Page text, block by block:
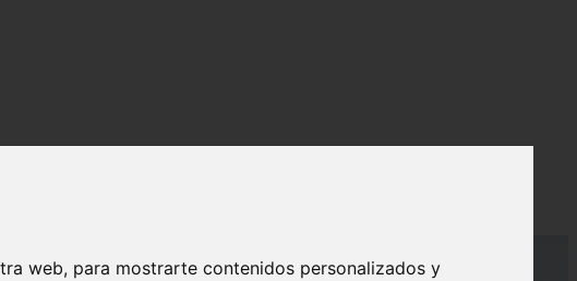
web, para mostrarte contenidos personalizados y